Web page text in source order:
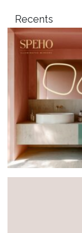
Recents